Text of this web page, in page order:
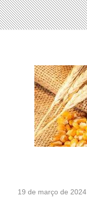
C
19 de março de 2024